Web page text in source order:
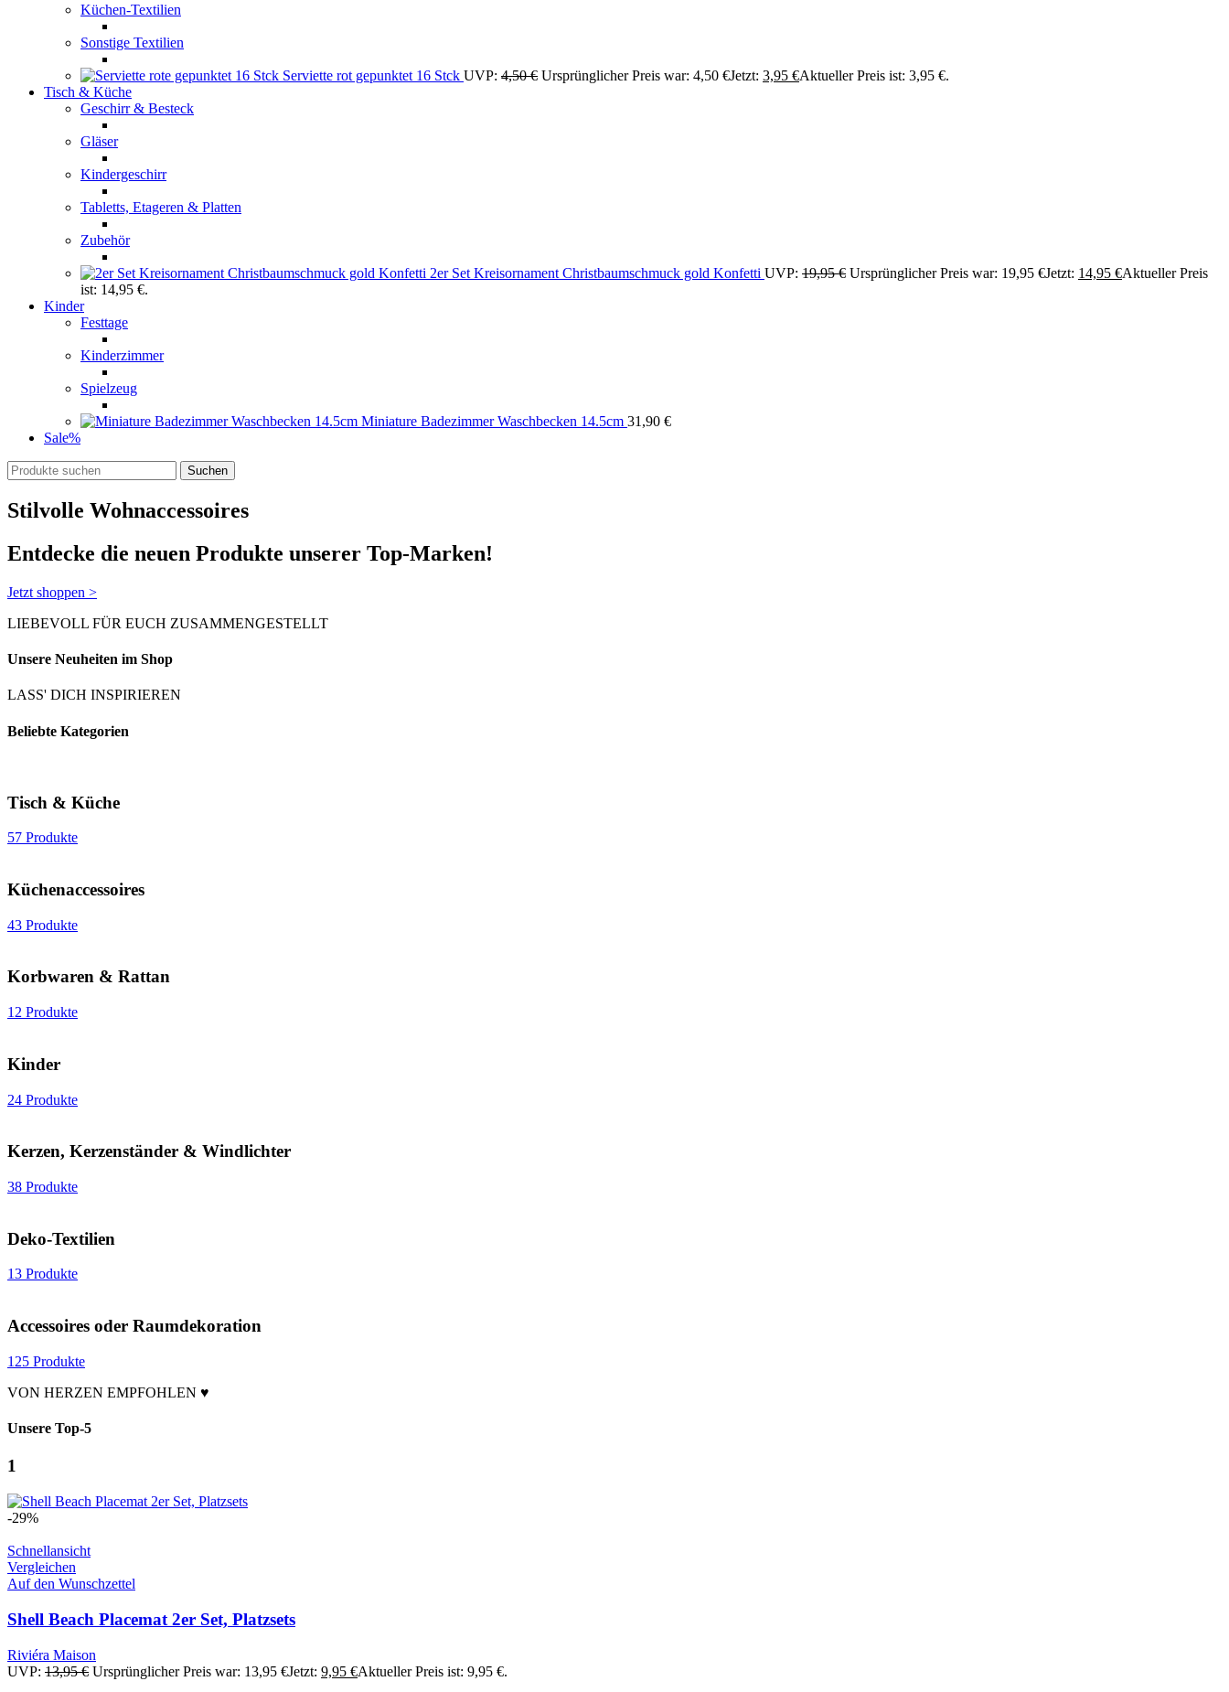
Küchen-Textilien
Sonstige Textilien
Serviette rot gepunktet 16 Stck UVP: 4,50€ Ursprünglicher Preis war: 4,50 €Jetzt: 3,95 €Aktueller Preis ist: 3,95 €.
Tisch & Küche
Geschirr & Besteck
Gläser
Kindergeschirr
Tabletts, Etageren & Platten
Zubehör
2er Set Kreisornament Christbaumschmuck gold Konfetti UVP: 19,95€ Ursprünglicher Preis war: 19,95 €Jetzt: 14,95 €Aktueller Preis
ist: 14,95 €.
Kinder
Festtage
Kinderzimmer
Spielzeug
Miniature Badezimmer Waschbecken 14.5cm 31,90 €
Sale%
Suchen
Stilvolle Wohn­accessoires
Entdecke die neuen Produkte unserer Top-Marken!
Jetzt shoppen >
LIEBEVOLL FÜR EUCH ZUSAMMENGESTELLT
Unsere Neuheiten im Shop
LASS' DICH INSPIRIEREN
Beliebte Kategorien
Tisch & Küche
57 Produkte
Küchenaccessoires
43 Produkte
Korbwaren & Rattan
12 Produkte
Kinder
24 Produkte
Kerzen, Kerzenständer & Windlichter
38 Produkte
Deko-Textilien
13 Produkte
Accessoires oder Raumdekoration
125 Produkte
VON HERZEN EMPFOHLEN ♥
Unsere Top-5
1
-29%
Schnellansicht
Vergleichen
Auf den Wunschzettel
Shell Beach Placemat 2er Set, Platzsets
Riviéra Maison
UVP: 13,95€ Ursprünglicher Preis war: 13,95 €Jetzt: 9,95 €Aktueller Preis ist: 9,95 €.